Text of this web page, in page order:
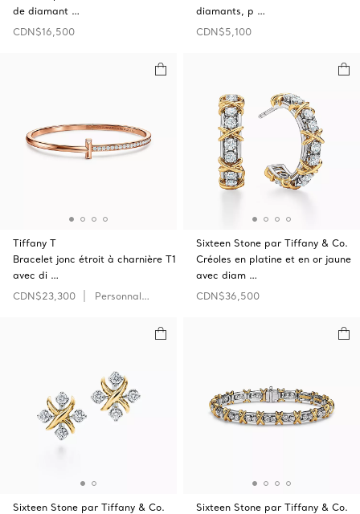
de diamant …
CDN$16,500
diamants, p …
CDN$5,100
Tiffany T
Bracelet jonc étroit à charnière T1
avec di …
CDN$23,300
Personnaliser
Sixteen Stone par Tiffany & Co.
Créoles en platine et en or jaune
avec diam …
CDN$36,500
Sixteen Stone par Tiffany & Co.
Sixteen Stone par Tiffany & Co.